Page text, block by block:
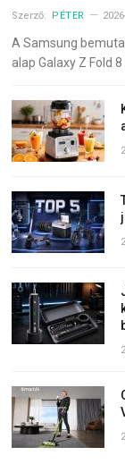
Szerző: PÉTER
A Samsung
alap Galaxy Z Fold 8